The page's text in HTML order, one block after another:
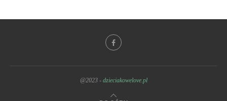
@2023 - dzieciakowelove.pl